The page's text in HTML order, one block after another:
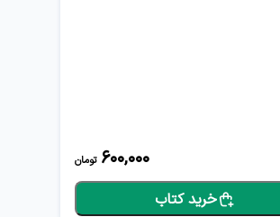
600,000 تومان
خرید کتاب